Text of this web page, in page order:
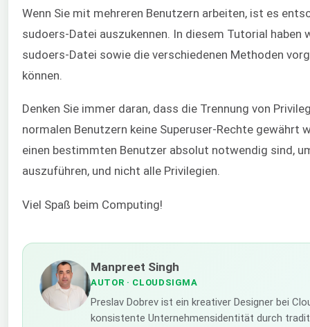
Wenn Sie mit mehreren Benutzern arbeiten, ist es
sudoers-Datei auszukennen. In diesem Tutorial haben
sudoers-Datei sowie die verschiedenen Methoden
können.
Denken Sie immer daran, dass die Trennung von
normalen Benutzern keine Superuser-Rechte gewährt
einen bestimmten Benutzer absolut notwendig sind,
auszuführen, und nicht alle Privilegien.
Viel Spaß beim Computing!
Manpreet Singh
AUTOR · CLOUDSIGMA
Preslav Dobrev ist ein kreativer Designer bei
konsistente Unternehmensidentität durch